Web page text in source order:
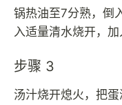
锅热油至7分熟，倒
入适量清水烧开，
步骤 3
汤汁烧开熄火，把